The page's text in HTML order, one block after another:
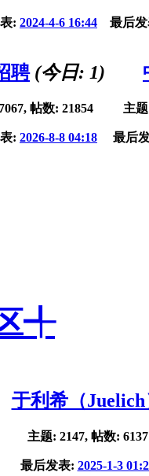
: 2024-4-6 16:44 最后
聘(今日: 1)
帖数: 21854
: 2026-8-8 04:18
主
最后
╃
于利希（Juelich
主题: 2147, 帖数: 6137
最后发表: 2025-1-3